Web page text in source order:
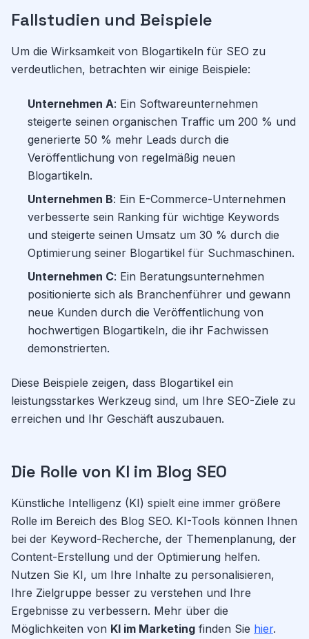
Fallstudien und Beispiele
Um die Wirksamkeit von Blogartikeln für SEO zu
verdeutlichen, betrachten wir einige Beispiele:
Unternehmen A: Ein Softwareunternehmen
steigerte seinen organischen Traffic um 200 % und
generierte 50 % mehr Leads durch die
Veröffentlichung von regelmäßig neuen
Blogartikeln.
Unternehmen B: Ein E-Commerce-Unternehmen
verbesserte sein Ranking für wichtige Keywords
und steigerte seinen Umsatz um 30 % durch die
Optimierung seiner Blogartikel für Suchmaschinen.
Unternehmen C: Ein Beratungsunternehmen
positionierte sich als Branchenführer und gewann
neue Kunden durch die Veröffentlichung von
hochwertigen Blogartikeln, die ihr Fachwissen
demonstrierten.
Diese Beispiele zeigen, dass Blogartikel ein
leistungsstarkes Werkzeug sind, um Ihre SEO-Ziele zu
erreichen und Ihr Geschäft auszubauen.
Die Rolle von KI im Blog SEO
Künstliche Intelligenz (KI) spielt eine immer größere
Rolle im Bereich des Blog SEO. KI-Tools können Ihnen
bei der Keyword-Recherche, der Themenplanung, der
Content-Erstellung und der Optimierung helfen.
Nutzen Sie KI, um Ihre Inhalte zu personalisieren,
Ihre Zielgruppe besser zu verstehen und Ihre
Ergebnisse zu verbessern. Mehr über die
Möglichkeiten von KI im Marketing finden Sie hier.